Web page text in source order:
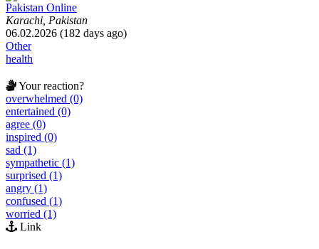
Pakistan Online
Karachi, Pakistan
06.02.2026 (182 days ago)
Other
health
Your reaction?
overwhelmed (0)
entertained (0)
agree (0)
inspired (0)
sad (1)
sympathetic (1)
surprised (1)
angry (1)
confused (1)
worried (1)
Link